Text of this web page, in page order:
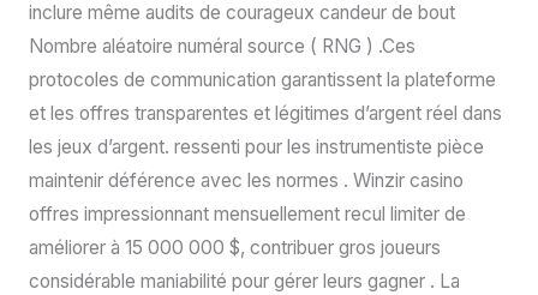
inclure même audits de courageux candeur de bout
Nombre aléatoire numéral source ( RNG ) .Ces
protocoles de communication garantissent la plateforme
et les offres transparentes et légitimes d’argent réel dans
les jeux d’argent. ressenti pour les instrumentiste pièce
maintenir déférence avec les normes . Winzir casino
offres impressionnant mensuellement recul limiter de
améliorer à 15 000 000 $, contribuer gros joueurs
considérable maniabilité pour gérer leurs gagner . La